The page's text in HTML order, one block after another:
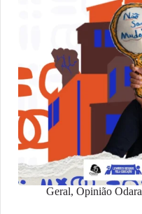
Geral, Opinião Odara